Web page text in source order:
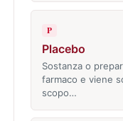
P
Placebo
Sostanza o
farmaco e viene
scopo…